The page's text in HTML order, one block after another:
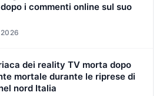
i commenti online sul suo
dei reality TV morta dopo
mortale durante le riprese di
nord Italia